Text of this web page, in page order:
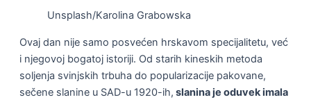
Unsplash/Karolina Grabowska
Ovaj dan nije samo posvećen hrskavom specijalitetu, već
i njegovoj bogatoj istoriji. Od starih kineskih metoda
soljenja svinjskih trbuha do popularizacije pakovane,
sečene slanine u SAD-u 1920-ih, slanina je oduvek imala